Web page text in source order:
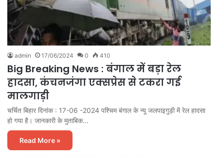
admin 17/06/2024 0 410
Big Breaking News : बंगाल में बड़ा रेल
हादसा, कंचनजंगा एक्सप्रेस से टकरा गई
मालगाड़ी
चर्चित बिहार दिनांक : 17-06 -2024 पश्चिम बंगाल के न्यू जलपाइगुड़ी में रेल हादसा
हो गया है। जानकारी के मुताबिक…
Read More »